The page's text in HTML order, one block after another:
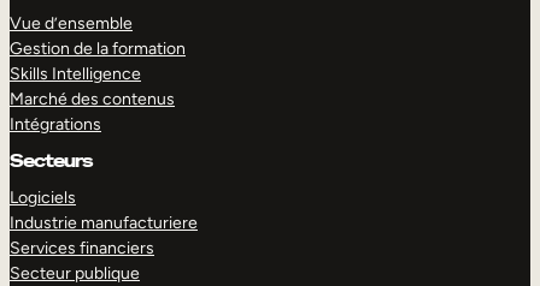
Vue d’ensemble
Gestion de la formation
Skills Intelligence
Marché des contenus
Intégrations
Secteurs
Logiciels
Industrie manufacturiere
Services financiers
Secteur publique